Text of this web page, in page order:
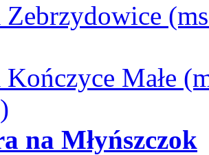
Zebrzydowice
Kończyce Małe
na Młyńszczok